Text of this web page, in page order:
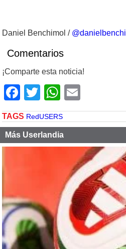
Daniel Benchimol / @danielbenchi
Comentarios
¡Comparte esta noticia!
Facebook
TwitterWhatsApp
TAGS RedUSERS
Más Userlandia